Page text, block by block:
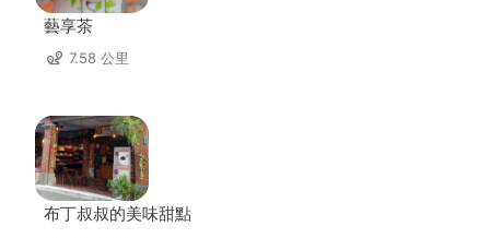
藝享茶
7.58 公里
布丁叔叔的美味甜點